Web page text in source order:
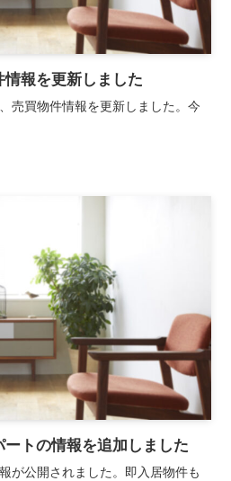
情報を更新しました
売買物件情報を更新しました。今
ートの情報を追加しました
が公開されました。即入居物件も